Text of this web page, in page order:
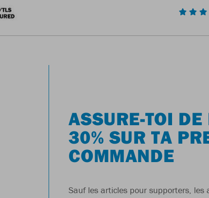
ASSURE-TOI
30% SUR TA
COMMANDE
Sauf les articles pour supporters, les